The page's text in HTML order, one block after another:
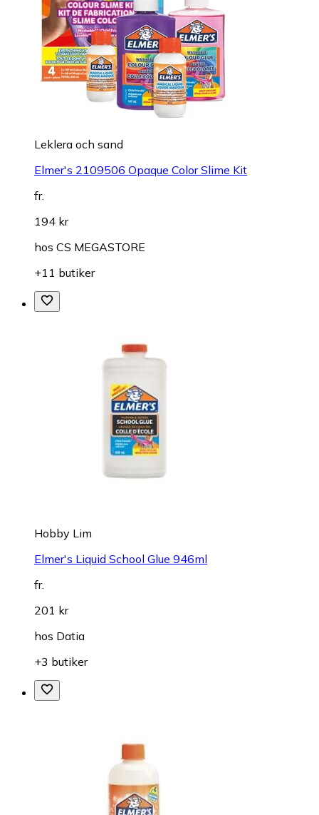
Leklera och sand
Elmer's 2109506 Opaque Color Slime Kit
fr.
194 kr
hos CS MEGASTORE
+11 butiker
Hobby Lim
Elmer's Liquid School Glue 946ml
fr.
201 kr
hos Datia
+3 butiker